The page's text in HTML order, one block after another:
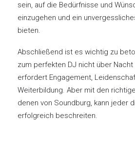
sein, auf die Bedürfnisse und
einzugehen und ein
bieten.
Abschließend ist es wichtig zu
zum perfekten DJ nicht über Nacht
erfordert Engagement,
Weiterbildung. Aber mit den
denen von Soundburg, kann jeder
erfolgreich beschreiten.